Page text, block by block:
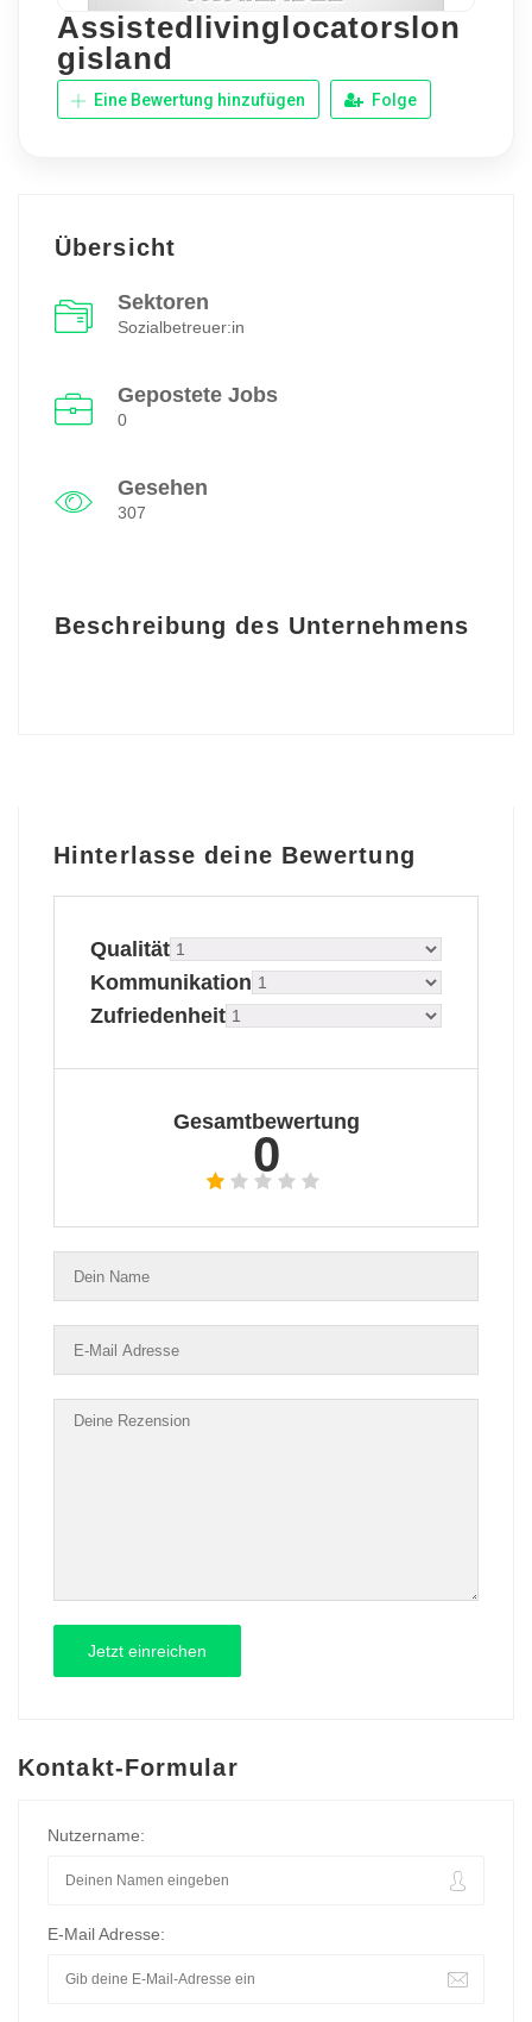
Assistedlivinglocatorslon
gisland
Eine Bewertung hinzufügen Folge
Übersicht
Sektoren
Sozialbetreuer:in
Gepostete Jobs
0
Gesehen
307
Beschreibung des Unternehmens
Hinterlasse deine Bewertung
Qualität
Kommunikation
Zufriedenheit
Gesamtbewertung
0
Kontakt-Formular
Nutzername:
E-Mail Adresse: